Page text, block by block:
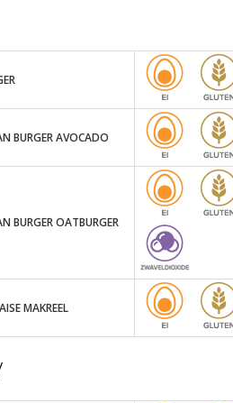
BURGER AVOCADO
BURGER OATBURGER
MAKREEL